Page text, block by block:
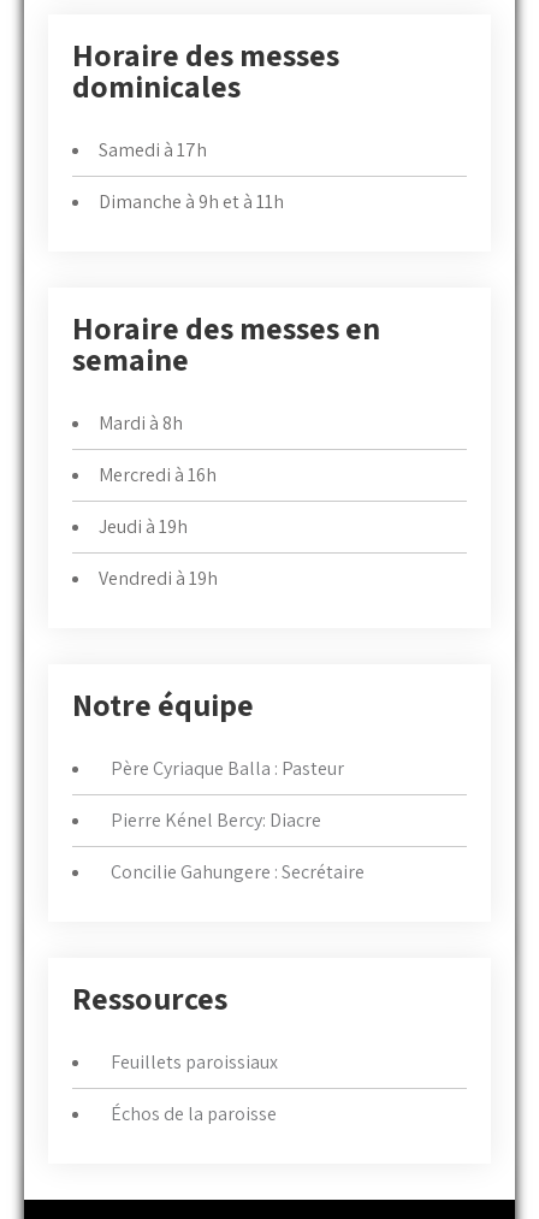
Horaire des messes
dominicales
Samedi à 17h
Dimanche à 9h et à 11h
Horaire des messes en
semaine
Mardi à 8h
Mercredi à 16h
Jeudi à 19h
Vendredi à 19h
Notre équipe
Père Cyriaque Balla : Pasteur
Pierre Kénel Bercy: Diacre
Concilie Gahungere : Secrétaire
Ressources
Feuillets paroissiaux
Échos de la paroisse